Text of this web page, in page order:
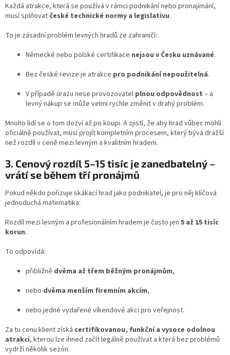
Každá atrakce, která se používá v rámci podnikání nebo pronajímání,
musí splňovat české technické normy a legislativu.
To je zásadní problém levných hradů ze zahraničí:
Německé nebo polské certifikace nejsou v Česku uznávané.
Bez české revize je atrakce pro podnikání nepoužitelná.
V případě úrazu nese provozovatel plnou odpovědnost – a
levný nákup se může velmi rychle změnit v drahý problém.
Mnoho lidí se o tom dozví až po koupi. A zjistí, že aby hrad vůbec mohli
oficiálně používat, musí projít kompletním procesem, který bývá dražší
než rozdíl v ceně mezi levným a kvalitním hradem.
3. Cenový rozdíl 5–15 tisíc je zanedbatelný –
vrátí se během tří pronájmů
Pokud někdo pořizuje skákací hrad jako podnikatel, je pro něj klíčová
jednoduchá matematika:
Rozdíl mezi levným a profesionálním hradem je často jen 5 až 15 tisíc
korun.
To odpovídá:
přibližně dvěma až třem běžným pronájmům,
nebo dvěma menším firemním akcím,
nebo jedné vydařené víkendové akci pro veřejnost.
Za tu cenu klient získá certifikovanou, funkční a vysoce odolnou
atrakci, kterou lze ihned začít legálně používat a která bez problémů
vydrží několik sezón.